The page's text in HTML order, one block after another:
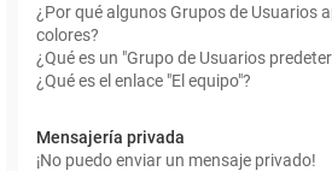
¿Por qué algunos Grupos de Usuarios
colores?
¿Qué es un "Grupo de Usuarios
¿Qué es el enlace "El equipo"?
Mensajería privada
¡No puedo enviar un mensaje privado!